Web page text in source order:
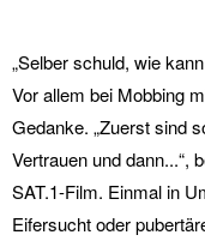
„Selber schuld, wie
Vor allem bei Mobbing
Gedanke. „Zuerst sind
Vertrauen und dann...“,
SAT.1-Film. Einmal in
Eifersucht oder